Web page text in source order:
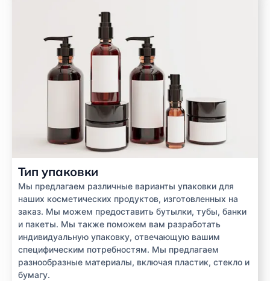
Тип упаковки
Мы предлагаем различные варианты упаковки для
наших косметических продуктов, изготовленных на
заказ. Мы можем предоставить бутылки, тубы, банки
и пакеты. Мы также поможем вам разработать
индивидуальную упаковку, отвечающую вашим
специфическим потребностям. Мы предлагаем
разнообразные материалы, включая пластик, стекло и
бумагу.